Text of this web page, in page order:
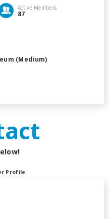
Active Members
87
(Medium)
Profile